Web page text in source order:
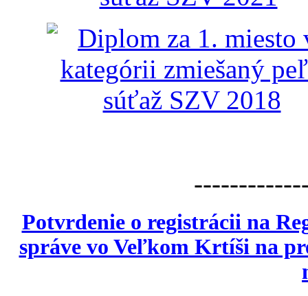
Potvrdenie o registrácii na
správe vo Veľkom Krtíši na